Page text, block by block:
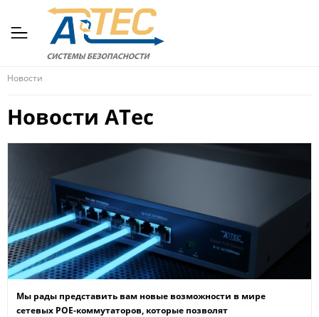
Новости
Новости ATec
Мы рады представить вам новые возможности в мире
сетевых POE-коммутаторов, которые позволят